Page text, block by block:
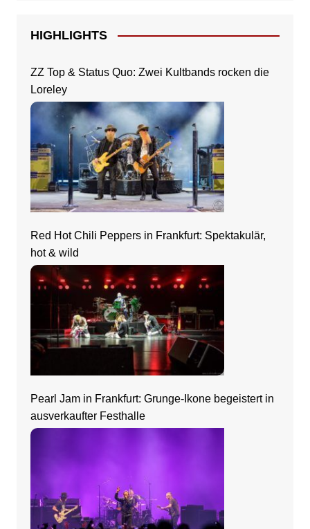
HIGHLIGHTS
ZZ Top & Status Quo: Zwei Kultbands rocken die
Loreley
Red Hot Chili Peppers in Frankfurt: Spektakulär,
hot & wild
Pearl Jam in Frankfurt: Grunge-Ikone begeistert in
ausverkaufter Festhalle